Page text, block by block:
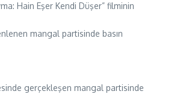
Hain Eşer Kendi Düşer” filminin
mangal partisinde basın
gerçekleşen mangal partisinde